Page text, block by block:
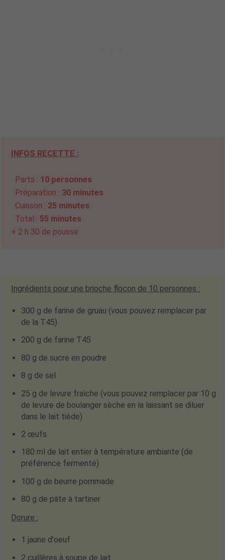
INFOS RECETTE :
Parts : 10 personnes
Préparation : 30 minutes
Cuisson : 25 minutes
Total : 55 minutes
+ 2 h 30 de pousse
Ingrédients pour une brioche flocon de 10 personnes :
300 g de farine de gruau (vous pouvez remplacer par
de la T45)
200 g de farine T45
80 g de sucre en poudre
8 g de sel
25 g de levure fraîche (vous pouvez remplacer par 10 g
de levure de boulanger sèche en la laissant se diluer
dans le lait tiède)
2 œufs
180 ml de lait entier à température ambiante (de
préférence fermenté)
100 g de beurre pommade
80 g de pâte à tartiner
Dorure :
1 jaune d'oeuf
2 cuillères à soupe de lait